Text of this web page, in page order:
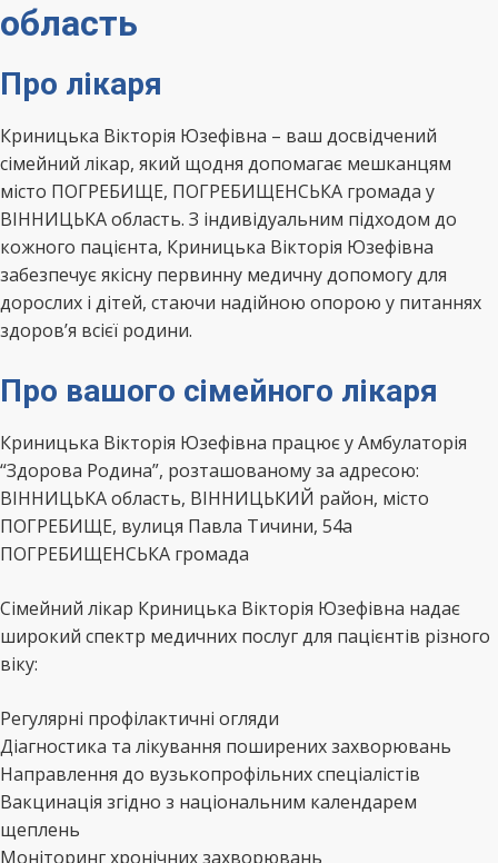
область
Про лікаря
Криницька Вікторія Юзефівна – ваш досвідчений
сімейний лікар, який щодня допомагає мешканцям
місто ПОГРЕБИЩЕ, ПОГРЕБИЩЕНСЬКА громада у
ВІННИЦЬКА область. З індивідуальним підходом до
кожного пацієнта, Криницька Вікторія Юзефівна
забезпечує якісну первинну медичну допомогу для
дорослих і дітей, стаючи надійною опорою у питаннях
здоров’я всієї родини.
Про вашого сімейного лікаря
Криницька Вікторія Юзефівна працює у Амбулаторія
“Здорова Родина”, розташованому за адресою:
ВІННИЦЬКА область, ВІННИЦЬКИЙ район, місто
ПОГРЕБИЩЕ, вулиця Павла Тичини, 54а
ПОГРЕБИЩЕНСЬКА громада
Сімейний лікар Криницька Вікторія Юзефівна надає
широкий спектр медичних послуг для пацієнтів різного
віку:
Регулярні профілактичні огляди
Діагностика та лікування поширених захворювань
Направлення до вузькопрофільних спеціалістів
Вакцинація згідно з національним календарем
щеплень
Моніторинг хронічних захворювань